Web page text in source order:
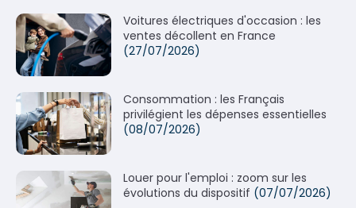
Voitures électriques d'occasion : les
ventes décollent en France
(27/07/2026)
Consommation : les Français
privilégient les dépenses essentielles
(08/07/2026)
Louer pour l'emploi : zoom sur les
évolutions du dispositif (07/07/2026)